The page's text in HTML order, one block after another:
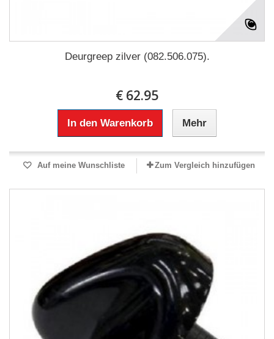
Deurgreep zilver (082.506.075).
€ 62.95
In den Warenkorb Mehr
Auf meine Wunschliste Zum Vergleich hinzufügen